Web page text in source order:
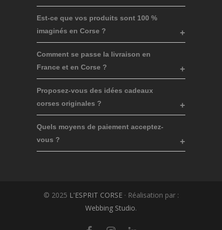
Est-ce que vos produits sont 100 %
imaginés en Corse ?
Comment se passe la livraison en
France et en Corse ?
Proposez-vous des idées cadeaux
corses originales ?
Quels moyens de paiement acceptez-
vous ?
© 2025 L'ESPRIT CORSE · Réalisation par :
Webbing Studio.